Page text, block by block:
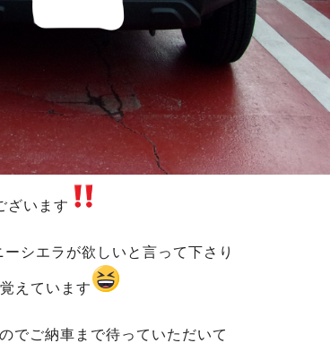
ざいます
シエラが欲しいと言って下さり
えています
でご納車まで待っていただいて